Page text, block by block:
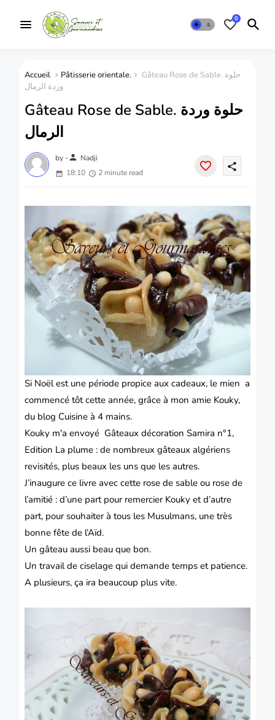
0
Accueil Pâtisserie orientale.
Gâteau Rose de Sable. حلوة
وردة الرمال
Gâteau Rose de Sable. حلوة وردة
الرمال
by -person Nadji
18:10
2 minute read
share
Si Noël est une période propice aux cadeaux, le mien a
commencé tôt cette année, grâce à mon amie Kouky,
du blog Cuisine à 4 mains.
Kouky m'a envoyé Gâteaux décoration Samira n°1,
Edition La plume : de nombreux gâteaux algériens
revisités, plus beaux les uns que les autres.
J’inaugure ce livre avec cette rose de sable ou rose de
l’amitié : d’une part pour remercier Kouky et d’autre
part, pour souhaiter à tous les Musulmans, une très
bonne fête de l’Aïd.
Un gâteau aussi beau que bon.
Un travail de ciselage qui demande temps et patience.
A plusieurs, ça ira beaucoup plus vite.